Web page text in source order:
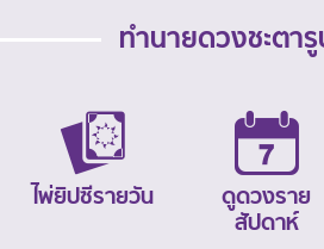
ทำนายดวงชะตา
ไพ่ยิปซีรายวัน
ดูดวงราย
สัปดาห์